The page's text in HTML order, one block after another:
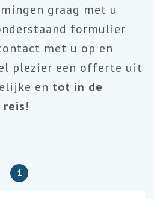
graag met u
formulier
met u op en
plezier een offerte uit
en tot in de
reis!
1